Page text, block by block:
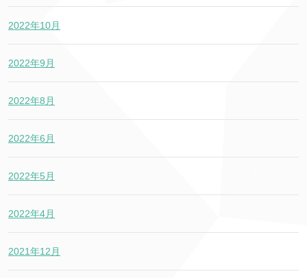
2022年10月
2022年9月
2022年8月
2022年6月
2022年5月
2022年4月
2021年12月